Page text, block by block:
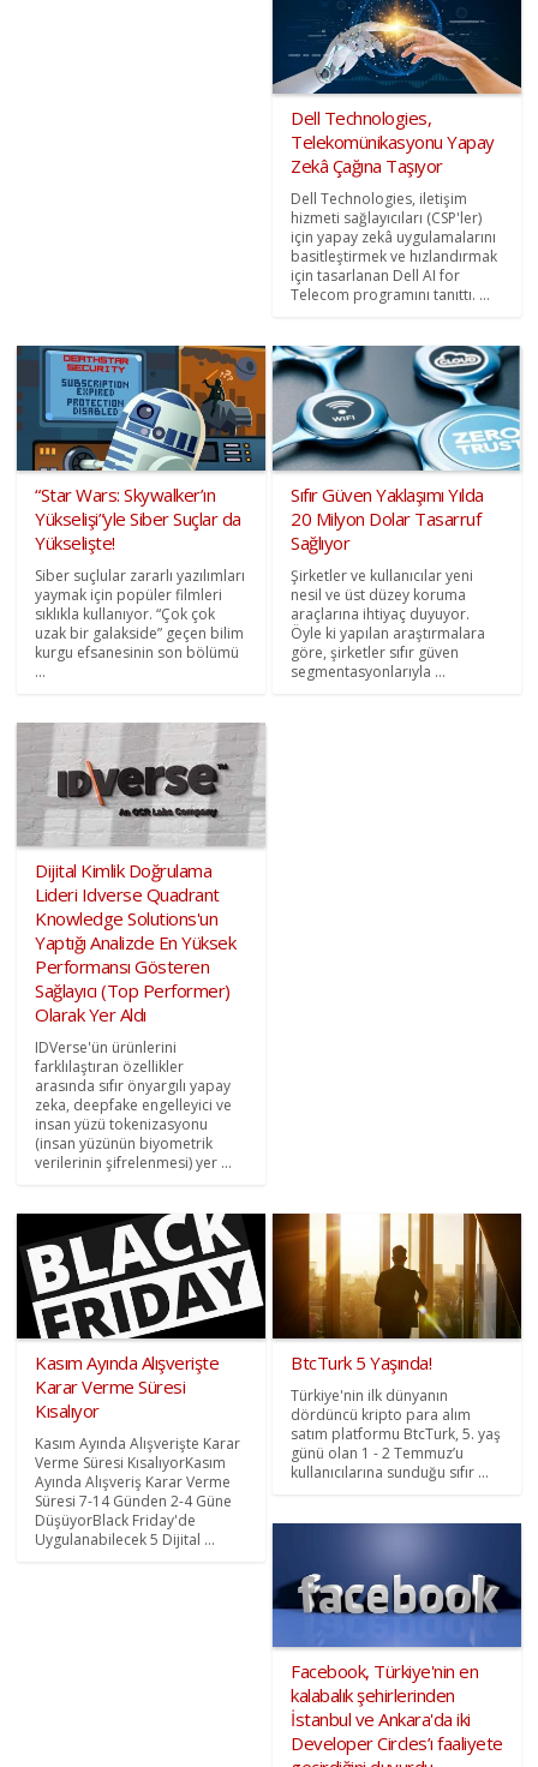
Dell Technologies,
Telekomünikasyonu Yapay
Zekâ Çağına Taşıyor
Dell Technologies, iletişim
hizmeti sağlayıcıları (CSP'ler)
için yapay zekâ uygulamalarını
basitleştirmek ve hızlandırmak
için tasarlanan Dell AI for
Telecom programını tanıttı. ...
“Star Wars: Skywalker’ın
Yükselişi”yle Siber Suçlar da
Yükselişte!
Siber suçlular zararlı yazılımları
yaymak için popüler filmleri
sıklıkla kullanıyor. “Çok çok
uzak bir galakside” geçen bilim
kurgu efsanesinin son bölümü
...
Sıfır Güven Yaklaşımı Yılda
20 Milyon Dolar Tasarruf
Sağlıyor
Şirketler ve kullanıcılar yeni
nesil ve üst düzey koruma
araçlarına ihtiyaç duyuyor.
Öyle ki yapılan araştırmalara
göre, şirketler sıfır güven
segmentasyonlarıyla ...
Dijital Kimlik Doğrulama
Lideri Idverse Quadrant
Knowledge Solutions'un
Yaptığı Analizde En Yüksek
Performansı Gösteren
Sağlayıcı (Top Performer)
Olarak Yer Aldı
IDVerse'ün ürünlerini
farklılaştıran özellikler
arasında sıfır önyargılı yapay
zeka, deepfake engelleyici ve
insan yüzü tokenizasyonu
(insan yüzünün biyometrik
verilerinin şifrelenmesi) yer ...
Kasım Ayında Alışverişte
Karar Verme Süresi
Kısalıyor
Kasım Ayında Alışverişte Karar
Verme Süresi KısalıyorKasım
Ayında Alışveriş Karar Verme
Süresi 7-14 Günden 2-4 Güne
DüşüyorBlack Friday'de
Uygulanabilecek 5 Dijital ...
BtcTurk 5 Yaşında!
Türkiye'nin ilk dünyanın
dördüncü kripto para alım
satım platformu BtcTurk, 5. yaş
günü olan 1 - 2 Temmuz’u
kullanıcılarına sunduğu sıfır ...
Facebook, Türkiye'nin en
kalabalık şehirlerinden
İstanbul ve Ankara'da iki
Developer Circles’ı faaliyete